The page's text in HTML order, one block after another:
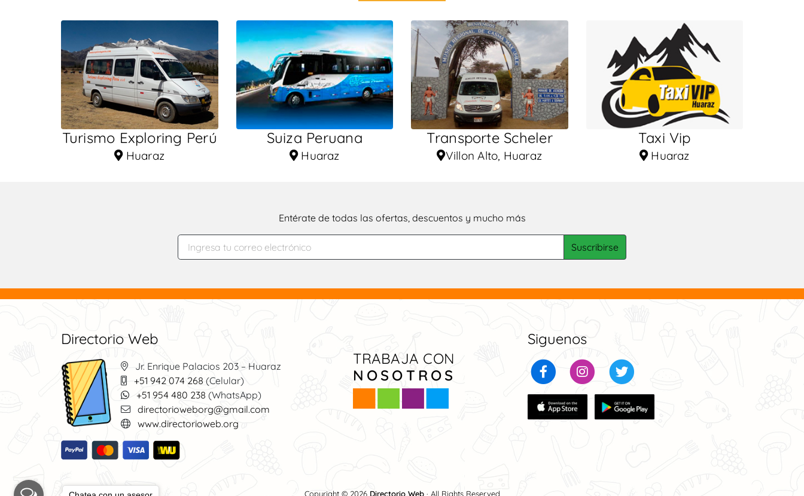
Turismo Exploring Perú
Huaraz
Suiza Peruana
Huaraz
Transporte Scheler
Villon Alto, Huaraz
Taxi Vip
Huaraz
Entérate de todas las ofertas, descuentos y mucho más
Directorio Web
Jr. Enrique Palacios 203 – Huaraz
+51 942 074 268 (Celular)
+51 954 480 238 (WhatsApp)
directorioweborg@gmail.com
www.directorioweb.org
TRABAJA CON
NOSOTROS
Siguenos
Copyright © 2026 Directorio Web· All Rights Reserved